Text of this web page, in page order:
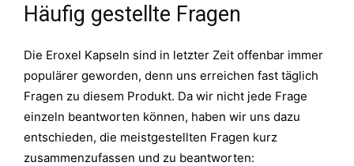
Häufig gestellte Fragen
Die Eroxel Kapseln sind in letzter Zeit offenbar immer
populärer geworden, denn uns erreichen fast täglich
Fragen zu diesem Produkt. Da wir nicht jede Frage
einzeln beantworten können, haben wir uns dazu
entschieden, die meistgestellten Fragen kurz
zusammenzufassen und zu beantworten: